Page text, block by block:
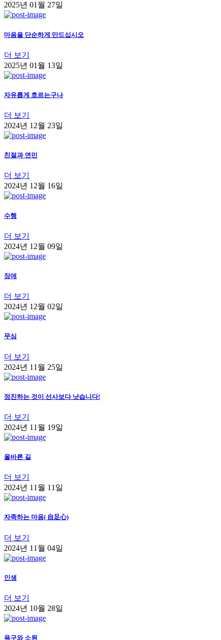
2025년 01월 27일
마음을 단순하게 만드십시오
더 보기
2025년 01월 13일
자유롭게 흐르는구나
더 보기
2024년 12월 23일
친절과 연민
더 보기
2024년 12월 16일
수행
더 보기
2024년 12월 09일
장애
더 보기
2024년 12월 02일
무심
더 보기
2024년 11월 25일
정진하는 것이 선사보다 낫습니다!
더 보기
2024년 11월 19일
올바른 길
더 보기
2024년 11월 11일
자족하는 마음( 自足心)
더 보기
2024년 11월 04일
인생
더 보기
2024년 10월 28일
욕구와 소원